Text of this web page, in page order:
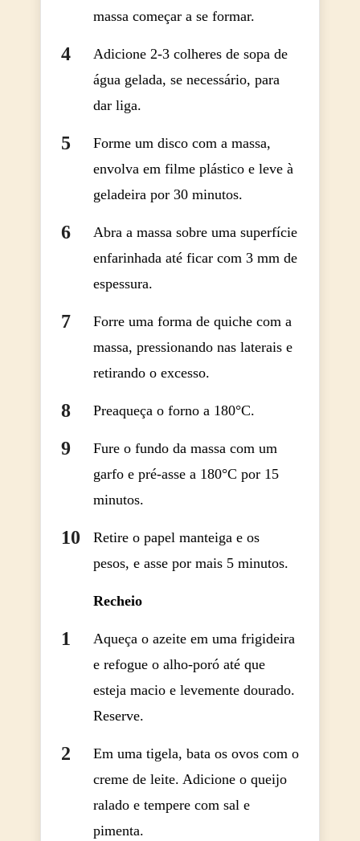
massa começar a se formar.
Adicione 2-3 colheres de sopa de
água gelada, se necessário, para
dar liga.
Forme um disco com a massa,
envolva em filme plástico e leve à
geladeira por 30 minutos.
Abra a massa sobre uma superfície
enfarinhada até ficar com 3 mm de
espessura.
Forre uma forma de quiche com a
massa, pressionando nas laterais e
retirando o excesso.
Preaqueça o forno a 180°C.
Fure o fundo da massa com um
garfo e pré-asse a 180°C por 15
minutos.
Retire o papel manteiga e os
pesos, e asse por mais 5 minutos.
Recheio
Aqueça o azeite em uma frigideira
e refogue o alho-poró até que
esteja macio e levemente dourado.
Reserve.
Em uma tigela, bata os ovos com o
creme de leite. Adicione o queijo
ralado e tempere com sal e
pimenta.